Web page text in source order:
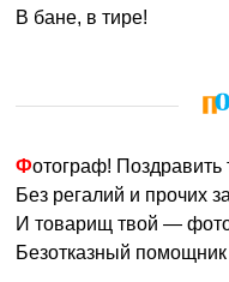
В бане, в тире!
Фотограф! Поздравить
Без регалий и прочих
И товарищ твой —
Безотказный помощник